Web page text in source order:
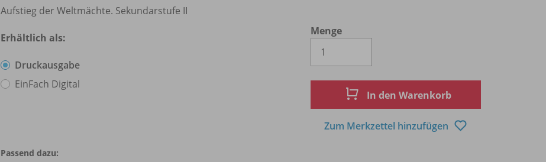
Aufstieg der Weltmächte. Sekundarstufe II
Erhältlich als:
Druckausgabe
EinFach Digital
Passend dazu:
Menge
In den Warenkorb
Zum Merkzettel hinzufügen